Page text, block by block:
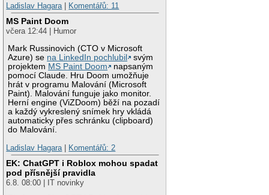
Ladislav Hagara
Komentářů: 11
MS Paint Doom
včera 12:44 | Humor
Mark Russinovich (CTO v Microsoft
Azure) se na LinkedIn pochlubil
svým
projektem MS Paint Doom
napsaným
pomocí Claude. Hru Doom umožňuje
hrát v programu Malování (Microsoft
Paint). Malování funguje jako monitor.
Herní engine (ViZDoom) běží na pozadí
a každý vykreslený snímek hry vkládá
automaticky přes schránku (clipboard)
do Malování.
Ladislav Hagara
Komentářů: 2
EK: ChatGPT i Roblox mohou spadat
pod přísnější pravidla
6.8. 08:00 | IT novinky